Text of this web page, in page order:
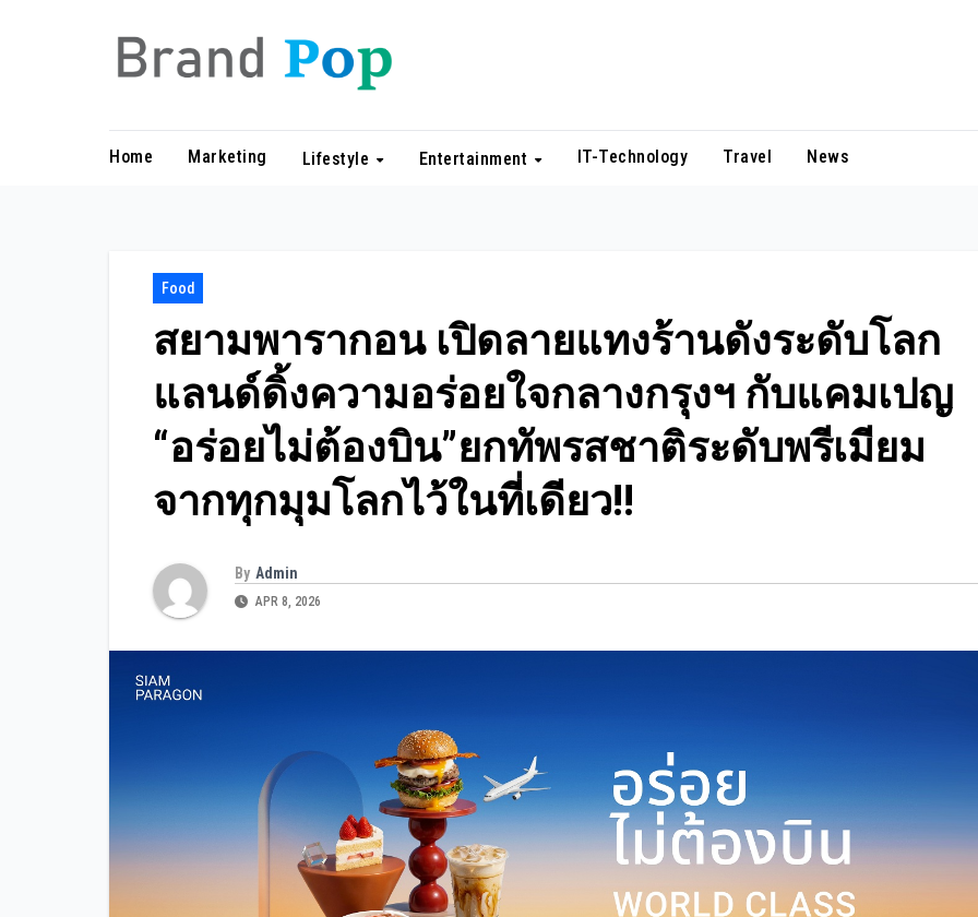
Home Marketing Lifestyle Entertainment IT-Technology Travel News
Food
สยามพารากอน เปิดลายแทงร้านดังระดับโลก
แลนด์ดิ้งความอร่อยใจกลางกรุงฯ กับแคมเปญ
“อร่อยไม่ต้องบิน”ยกทัพรสชาติระดับพรีเมียม
จากทุกมุมโลกไว้ในที่เดียว!!
By Admin
APR 8, 2026